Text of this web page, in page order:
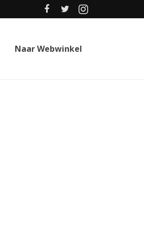
Naar Webwinkel